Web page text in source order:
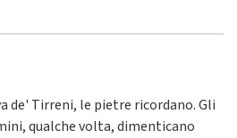
de' Tirreni, le pietre ricordano. Gli
qualche volta, dimenticano